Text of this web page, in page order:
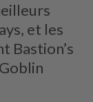
et les
Bastion’s